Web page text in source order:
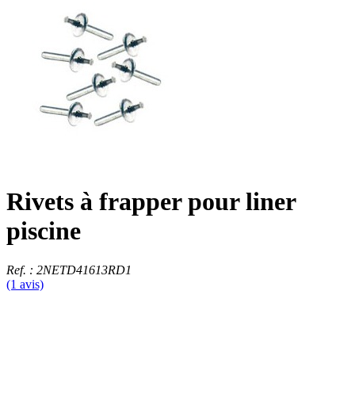
Rivets à frapper pour liner
piscine
Ref. : 2NETD41613RD1
(1 avis)